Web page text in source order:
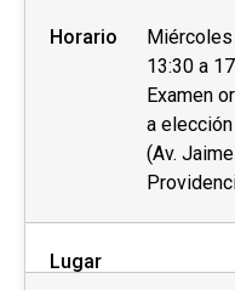
Horario
13:30 a
Examen
a
(Av.
Lugar